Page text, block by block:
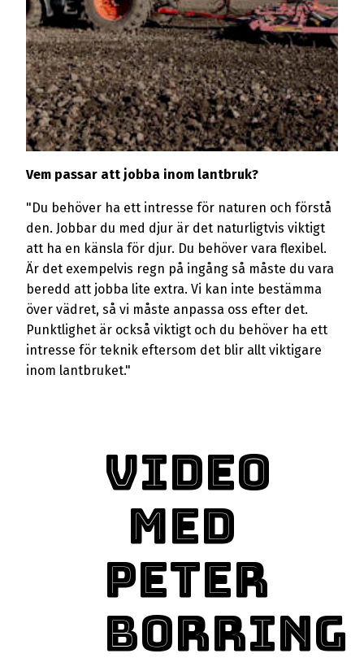
Vem passar att jobba inom lantbruk?
"Du behöver ha ett intresse för naturen och förstå
den. Jobbar du med djur är det naturligtvis viktigt
att ha en känsla för djur. Du behöver vara flexibel.
Är det exempelvis regn på ingång så måste du vara
beredd att jobba lite extra. Vi kan inte bestämma
över vädret, så vi måste anpassa oss efter det.
Punktlighet är också viktigt och du behöver ha ett
intresse för teknik eftersom det blir allt viktigare
inom lantbruket."
Video
med
Peter
Borring